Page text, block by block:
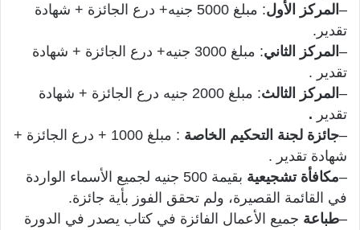
– المركز الأول
: مبلغ 5000 جنيه+ درع الجائزة + شهادة
تقدير.
– المركز الثاني
: مبلغ 3000 جنيه+ درع الجائزة + شهادة
تقدير .
– المركز الثالث
: مبلغ 2000 جنيه درع الجائزة + شهادة
تقدير .
–جائزة لجنة التحكيم الخاصة
: مبلغ 1000 + درع الجائزة +
شهادة تقدير .
–مكافأة تشجيعية
بقيمة 500 جنيه لجميع الأسماء الواردة
في القائمة القصيرة، ولم تحقق الفوز بأية جائزة.
–طباعة جميع الأعمال الفائزة في كتاب يصدر في الدورة